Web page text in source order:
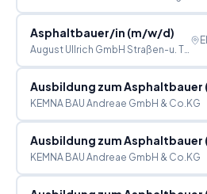
Asphaltbauer/in (m/w/d)
August Ullrich GmbH Straßen-u. Tiefbau
KEMNA BAU Andreae GmbH & Co.KG
Ausbildung zum
KEMNA BAU Andreae GmbH & Co.KG